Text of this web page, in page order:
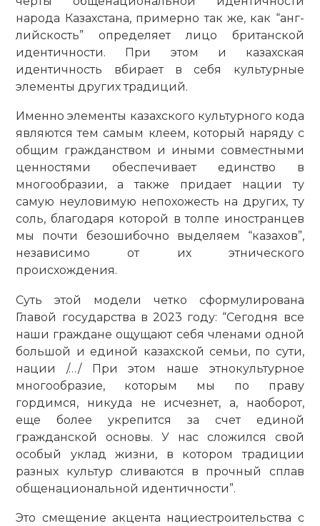
народа Казах­стана, примерно так же, как “анг­
лийскость” определяет лицо британской
идентичности. При этом и казахская
идентичность вбирает в себя культурные
элементы других традиций.
Именно элементы казахского культурного кода
являются тем самым клеем, который наряду с
общим гражданством и иными совместными
ценностями обеспечивает единство в
многообразии, а также придает нации ту
самую неуловимую непохожесть на других, ту
соль, благодаря которой в толпе иностранцев
мы почти безошибочно выделяем “казахов”,
независимо от их этнического
происхождения.
Суть этой модели четко сформулирована
Главой государства в 2023 году: “Сегодня все
наши граждане ощущают себя членами одной
большой и единой казахской семьи, по сути,
нации /…/ При этом наше этнокультурное
многообразие, которым мы по праву
гордимся, никуда не исчезнет, а, наоборот,
еще более укрепится за счет единой
гражданской основы. У нас сложился свой
особый уклад жизни, в котором традиции
разных культур сливаются в прочный сплав
общенациональной идентичности”.
Это смещение акцента нацие­строительства с